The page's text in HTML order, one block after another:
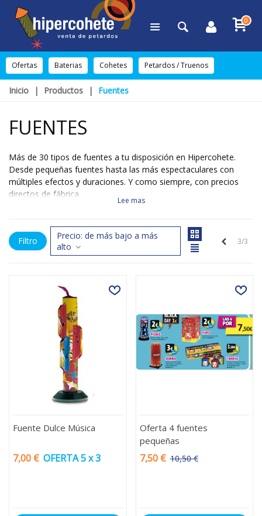
0
Ofertas Baterias Cohetes Petardos / Truenos
Inicio | Productos | Fuentes
FUENTES
Más de 30 tipos de fuentes a tu disposición en Hipercohete.
Desde pequeñas fuentes hasta las más espectaculares con
múltiples efectos y duraciones. Y como siempre, con precios
directos de fábrica.
Lee mas
Filtro
Precio: de más bajo a más
alto
Anteriores
3/3
Fuente Dulce Música
7,00 € OFERTA 5 x 3
Oferta 4 fuentes
pequeñas
7,50 € 10,50 €